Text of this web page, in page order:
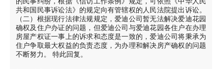
共和国民事诉讼法》的规定向有管辖权的人民法院提出诉讼。
（二）根据现行法律法规规定，爱迪公司暂无法解决爱迪花园
确权及住户办证的问题，但爱迪公司与爱迪花园各住户在办理
房屋产权证一事上的诉求和态度是一致的，爱迪公司将秉承为
住户争取最大权益的负责态度，为办理和解决房产确权的问题
不断努力。 特此回复。